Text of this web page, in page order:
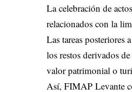
La celebración de
relacionados con la
Las tareas posteriores
los restos derivados
valor patrimonial o
Así, FIMAP Levante